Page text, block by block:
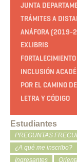
JUNTA
TRÁMITES A
ANÁFORA (2019-
EXLIBRIS
INCLUSIÓN
POR EL CAMINO
LETRA Y CÓDIGO
Estudiantes
PREGUNTAS
¿A qué me inscribo?
Ingresantes